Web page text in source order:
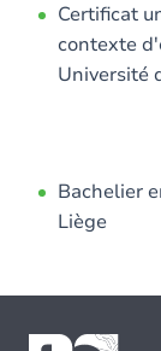
Certificat
contexte
Université
Bachelier
Liège